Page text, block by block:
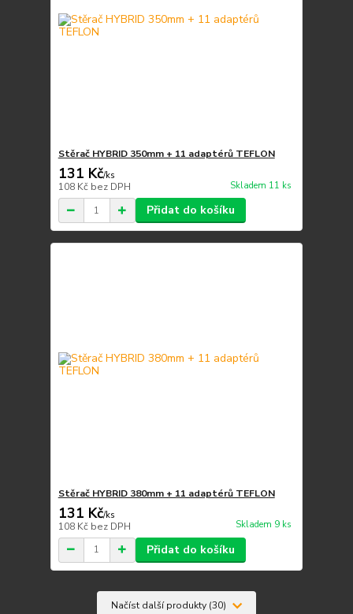
Stěrač HYBRID 350mm + 11 adaptérů TEFLON
131 Kč/ks
108 Kč bez DPH Skladem 11 ks
Přidat do košíku
Stěrač HYBRID 380mm + 11 adaptérů TEFLON
131 Kč/ks
108 Kč bez DPH Skladem 9 ks
Přidat do košíku
Načíst další produkty (30)